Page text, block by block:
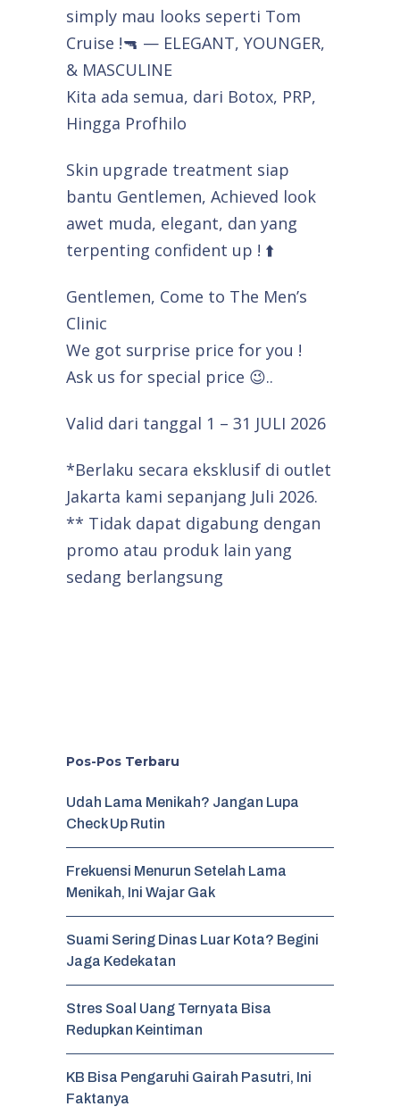
simply mau looks seperti Tom
Cruise !🔫 — ELEGANT, YOUNGER,
& MASCULINE
Kita ada semua, dari Botox, PRP,
Hingga Profhilo
Skin upgrade treatment siap
bantu Gentlemen, Achieved look
awet muda, elegant, dan yang
terpenting confident up ! ⬆️
Gentlemen, Come to The Men’s
Clinic
We got surprise price for you !
Ask us for special price 😉..
Valid dari tanggal 1 – 31 JULI 2026
*Berlaku secara eksklusif di outlet
Jakarta kami sepanjang Juli 2026.
** Tidak dapat digabung dengan
promo atau produk lain yang
sedang berlangsung
Pos-Pos Terbaru
Udah Lama Menikah? Jangan Lupa
Check Up Rutin
Frekuensi Menurun Setelah Lama
Menikah, Ini Wajar Gak
Suami Sering Dinas Luar Kota? Begini
Jaga Kedekatan
Stres Soal Uang Ternyata Bisa
Redupkan Keintiman
KB Bisa Pengaruhi Gairah Pasutri, Ini
Faktanya